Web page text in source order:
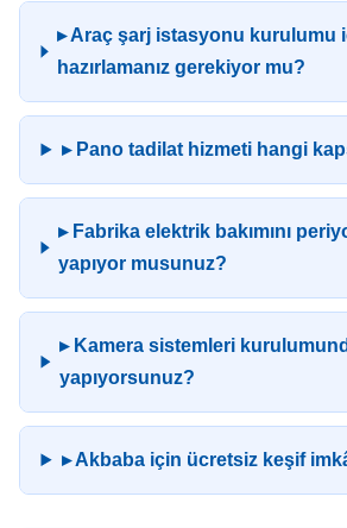
▸ Araç şarj istasyonu kurulumu
hazırlamanız gerekiyor mu?
▸ Pano tadilat hizmeti hangi
▸ Fabrika elektrik bakımını
yapıyor musunuz?
▸ Kamera sistemleri
yapıyorsunuz?
▸ Akbaba için ücretsiz keşif